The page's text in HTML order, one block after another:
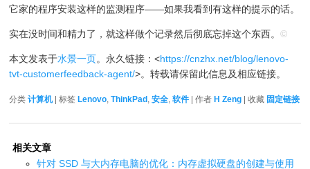
它家的程序安装这样的监测程序——如果我看到有这样的提示的话。
实在没时间和精力了，就这样做个记录然后彻底忘掉这个东西。©
本文发表于水景一页。永久链接：<https://cnzhx.net/blog/lenovo-
tvt-customerfeedback-agent/>。转载请保留此信息及相应链接。
分类计算机| 标签Lenovo ,ThinkPad ,安全 ,软件 | 作者H Zeng | 收藏 固定链接
相关文章
针对 SSD 与大内存电脑的优化：内存虚拟硬盘的创建与使用